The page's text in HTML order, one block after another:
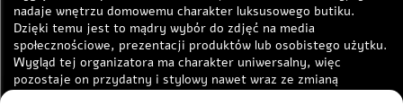
nadaje wnętrzu domowemu charakter luksusowego butiku.
Dzięki temu jest to mądry wybór do zdjęć na media
społecznościowe, prezentacji produktów lub osobistego użytku.
Wygląd tej organizatora ma charakter uniwersalny, więc
pozostaje on przydatny i stylowy nawet wraz ze zmianą